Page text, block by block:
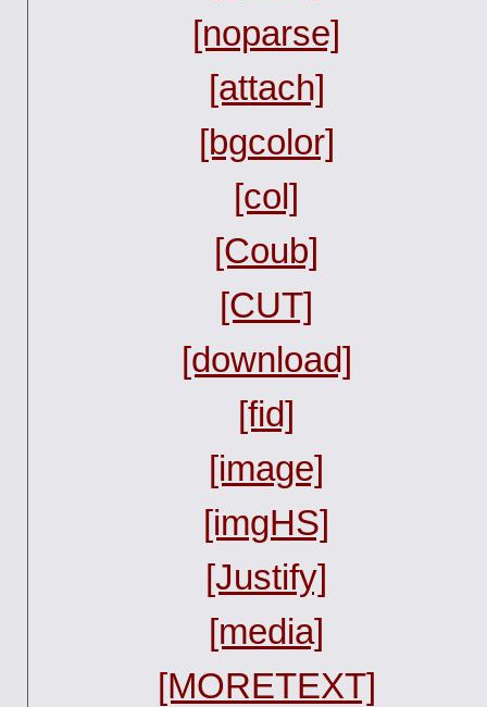
[noparse]
[attach]
[bgcolor]
[col]
[Coub]
[CUT]
[download]
[fid]
[image]
[imgHS]
[Justify]
[media]
[MORETEXT]